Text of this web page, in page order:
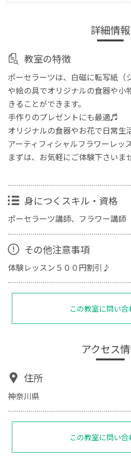
詳細情報
教室の特徴
ポーセラーツは、白磁に転写紙（
や絵の具でオリジナルの食器や小
きることができます。
手作りのプレゼントにも最適♬
オリジナルの食器やお花で日常生
アーティフィシャルフラワーレッ
まずは、お気軽にご体験下さいま
身につくスキル・資格
ポーセラーツ講師、フラワー講師
その他注意事項
体験レッスン５００円割引♪
この教室に問い合
アクセス
住所
神奈川県
この教室に問い合